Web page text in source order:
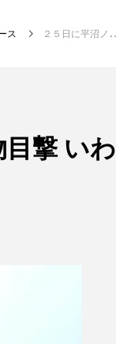
ス ２５日に平沼ノ内でクマのような動物目撃 いわき市の現地確認では痕跡見つからず
撃 いわ